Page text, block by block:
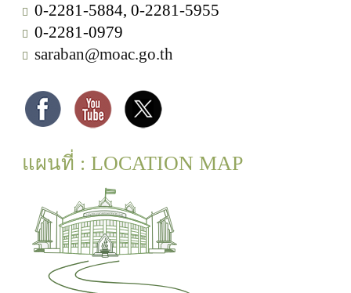
0-2281-5884, 0-2281-5955
0-2281-0979
saraban@moac.go.th
แผนที่ : LOCATION MAP